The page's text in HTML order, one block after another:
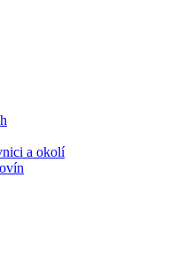
a okolí